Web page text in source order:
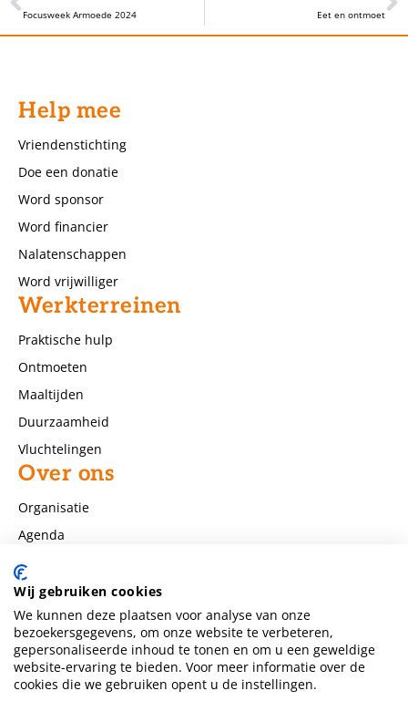
Focusweek Armoede 2024 Eet en ontmoet
Help mee
Vriendenstichting
Doe een donatie
Word sponsor
Word financier
Nalatenschappen
Word vrijwilliger
Werkterreinen
Praktische hulp
Ontmoeten
Maaltijden
Duurzaamheid
Vluchtelingen
Over ons
Organisatie
Agenda
Nieuws
Contact
Huis van Compassie Vlietstraat 20b
6542 SL Nijmegen
zie Contact pagina
info@huisvancompassienijmegen.nl
Wij gebruiken cookies
We kunnen deze plaatsen voor analyse van onze
bezoekersgegevens, om onze website te verbeteren,
gepersonaliseerde inhoud te tonen en om u een geweldige
website-ervaring te bieden. Voor meer informatie over de
cookies die we gebruiken opent u de instellingen.